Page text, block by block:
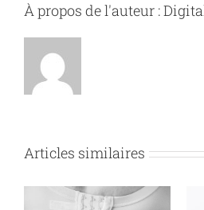
À propos de l'auteur :
Articles similaires